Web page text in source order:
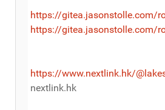
https://gitea.jasonstolle.com/
https://gitea.jasonstolle.com/
https://www.nextlink.hk/
nextlink.hk